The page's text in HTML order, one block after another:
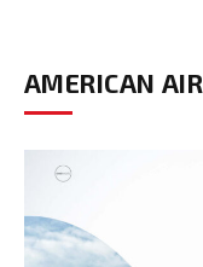
AMERICAN AIR